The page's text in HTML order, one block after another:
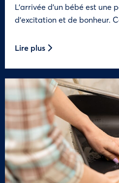
L’arrivée d’un bébé est une
d’excitation et de bonheur.
Lire plus